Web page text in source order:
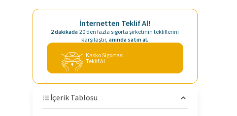
İnternetten Teklif Al!
2 dakikada 20’den fazla sigorta şirketinin tekliflerini
karşılaştır, anında satın al.
Kasko Sigortası
Teklif Al
İçerik Tablosu